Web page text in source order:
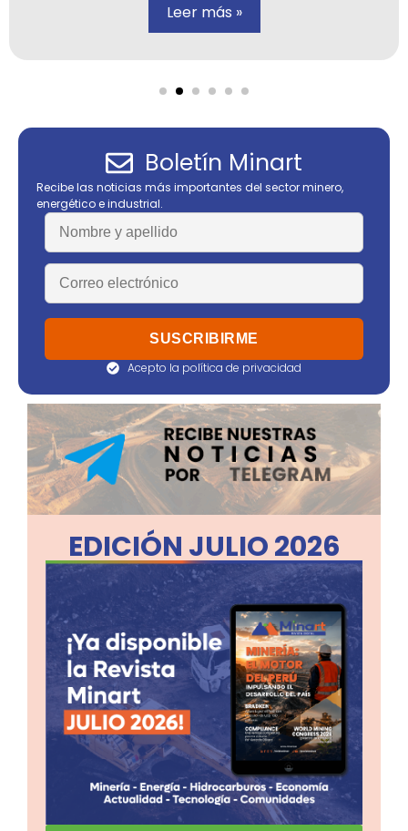
Leer más »
Boletín Minart
Recibe las noticias más importantes del sector minero,
energético e industrial.
Acepto la política de privacidad
EDICIÓN JULIO 2026